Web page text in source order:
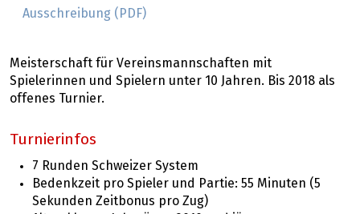
Ausschreibung (PDF)
Meisterschaft für Vereinsmannschaften mit
Spielerinnen und Spielern unter 10 Jahren. Bis 2018 als
offenes Turnier.
Turnierinfos
7 Runden Schweizer System
Bedenkzeit pro Spieler und Partie: 55 Minuten (5
Sekunden Zeitbonus pro Zug)